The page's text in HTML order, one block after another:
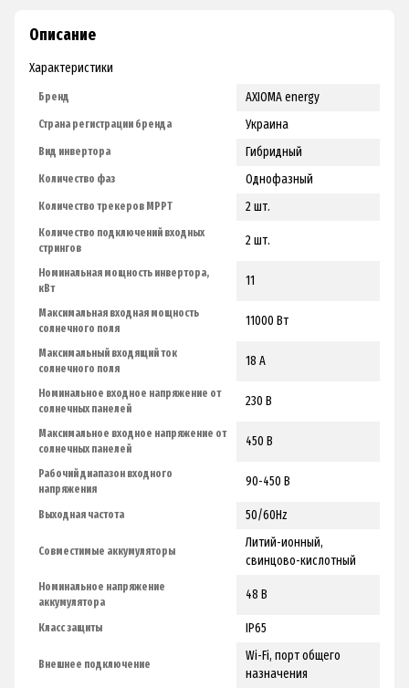
Описание
Характеристики
Бренд AXIOMA energy
Страна регистрации бренда Украина
Вид инвертора Гибридный
Количество фаз Однофазный
Количество трекеров МРРТ 2 шт.
Количество подключений входных
стрингов
2 шт.
Номинальная мощность инвертора,
кВт
11
Максимальная входная мощность
солнечного поля
11000 Вт
Максимальный входящий ток
солнечного поля
18 А
Номинальное входное напряжение от
солнечных панелей
230 В
Максимальное входное напряжение от
солнечных панелей
450 В
Рабочий диапазон входного
напряжения
90-450 В
Выходная частота 50/60Hz
Совместимые аккумуляторы
Литий-ионный,
свинцово-кислотный
Номинальное напряжение
аккумулятора
48 В
Класс защиты ІР65
Внешнее подключение
Wi-Fi, порт общего
назначения